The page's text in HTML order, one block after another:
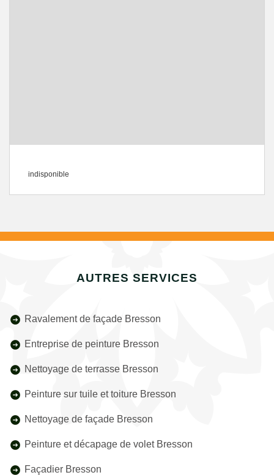
indisponible
AUTRES SERVICES
Ravalement de façade Bresson
Entreprise de peinture Bresson
Nettoyage de terrasse Bresson
Peinture sur tuile et toiture Bresson
Nettoyage de façade Bresson
Peinture et décapage de volet Bresson
Façadier Bresson